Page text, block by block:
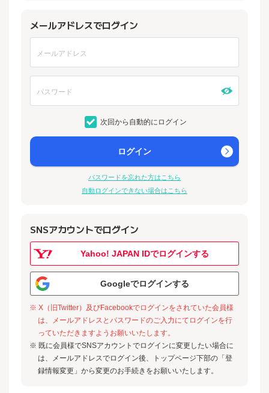
メールアドレスでログイン
次回から自動的にログイン
ログイン
パスワードを忘れた方はこちら
自動ログインできない場合はこちら
SNSアカウントでログイン
Yahoo! JAPAN IDでログインする
Googleでログインする
※ X（旧Twitter）及びFacebookでログインをされていた会員様
は、メールアドレスとパスワードのご入力にてログインを行
っていただきますようお願いいたします。
※ 既に会員様でSNSアカウントでログインに変更したい場合に
は、メールアドレスでログイン後、トップページ下部の「登
録情報変更」から変更のお手続きをお願いいたします。